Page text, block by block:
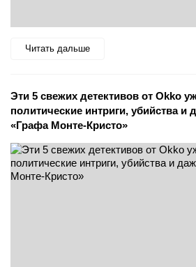
Читать дальше
Эти 5 свежих детективов от Okko
политические интриги, убийства и
«Графа Монте-Кристо»